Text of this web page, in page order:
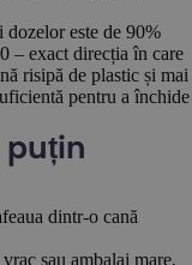
este de 90%
– exact direcția în care
risipă de plastic și mai
pentru a închide
puțin
dintr-o cană
sau ambalaj mare,